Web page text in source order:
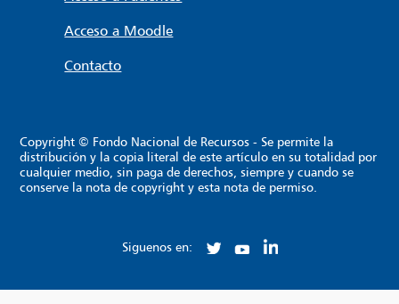
Acceso a Moodle
Contacto
Copyright © Fondo Nacional de Recursos - Se permite la
distribución y la copia literal de este artículo en su totalidad por
cualquier medio, sin paga de derechos, siempre y cuando se
conserve la nota de copyright y esta nota de permiso.
Siguenos en: